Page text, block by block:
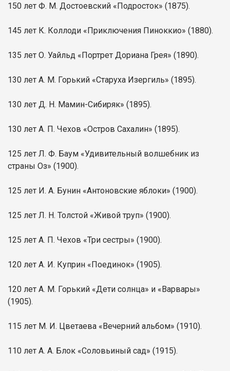
150 лет Ф. М. Достоевский «Подросток» (1875).
145 лет К. Коллоди «Приключения Пиноккио» (1880).
135 лет О. Уайльд «Портрет Дориана Грея» (1890).
130 лет А. М. Горький «Старуха Изергиль» (1895).
130 лет Д. Н. Мамин-Сибиряк» (1895).
130 лет А. П. Чехов «Остров Сахалин» (1895).
125 лет Л. Ф. Баум «Удивительный волшебник из
страны Оз» (1900).
125 лет И. А. Бунин «Антоновские яблоки» (1900).
125 лет Л. Н. Толстой «Живой труп» (1900).
125 лет А. П. Чехов «Три сестры» (1900).
120 лет А. И. Куприн «Поединок» (1905).
120 лет А. М. Горький «Дети солнца» и «Варвары»
(1905).
115 лет М. И. Цветаева «Вечерний альбом» (1910).
110 лет А. А. Блок «Соловьиный сад» (1915).